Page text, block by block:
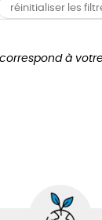
cher
en Europe
réinitialiser les
à